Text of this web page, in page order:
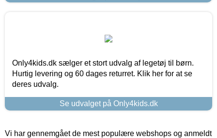
Only4kids.dk sælger et stort udvalg af legetøj til børn.
Hurtig levering og 60 dages returret. Klik her for at se
deres udvalg.
Se udvalget på Only4kids.dk
Vi har gennemgået de mest populære webshops og anmeldt